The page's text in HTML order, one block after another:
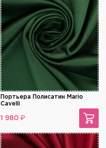
Портьера Полисатин Mario
Cavelli
1 980 ₽